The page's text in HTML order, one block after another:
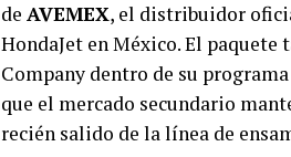
de AVEMEX, el distribuidor
HondaJet en México. El
Company dentro de su
que el mercado secundario
recién salido de la línea de